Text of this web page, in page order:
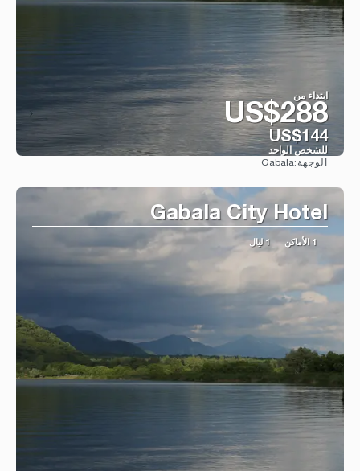
ابتداء من
US$288
US$144
للشخص الواحد
الوجهة:Gabala
Gabala City Hotel
1 الأماكن 1 ليال